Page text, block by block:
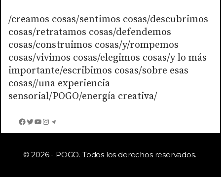
/creamos cosas/sentimos cosas/descubrimos
cosas/retratamos cosas/defendemos
cosas/construimos cosas/y/rompemos
cosas/vivimos cosas/elegimos cosas/y lo más
importante/escribimos cosas/sobre esas
cosas//una experiencia
sensorial/POGO/energía creativa/
Facebook
Twitter
YouTube
Instagram
Telegram
© 2026 - POGO. Todos los derechos reservados.